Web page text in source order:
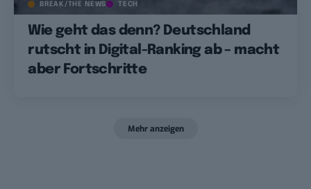
BREAK/THE NEWS TECH
Wie geht das denn? Deutschland
rutscht in Digital-Ranking ab – macht
aber Fortschritte
Mehr anzeigen